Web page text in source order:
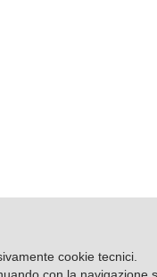
cookie tecnici.